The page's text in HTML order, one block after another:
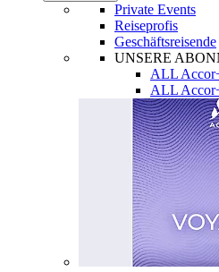
Private Events
Reiseprofis
Geschäftsreisende
UNSERE
ALL
ALL